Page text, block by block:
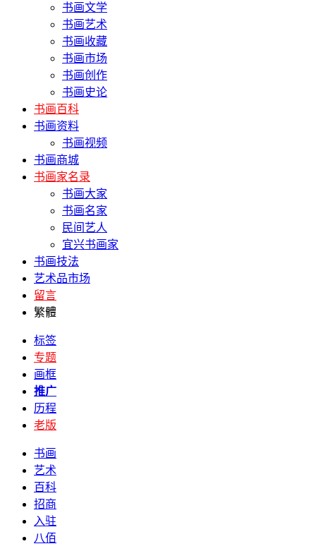
书画文学
书画艺术
书画收藏
书画市场
书画创作
书画史论
书画百科
书画资料
书画视频
书画商城
书画家名录
书画大家
书画名家
民间艺人
宜兴书画家
书画技法
艺术品市场
留言
繁體
标签
专题
画框
推广
历程
老版
书画
艺术
百科
招商
入驻
八佰